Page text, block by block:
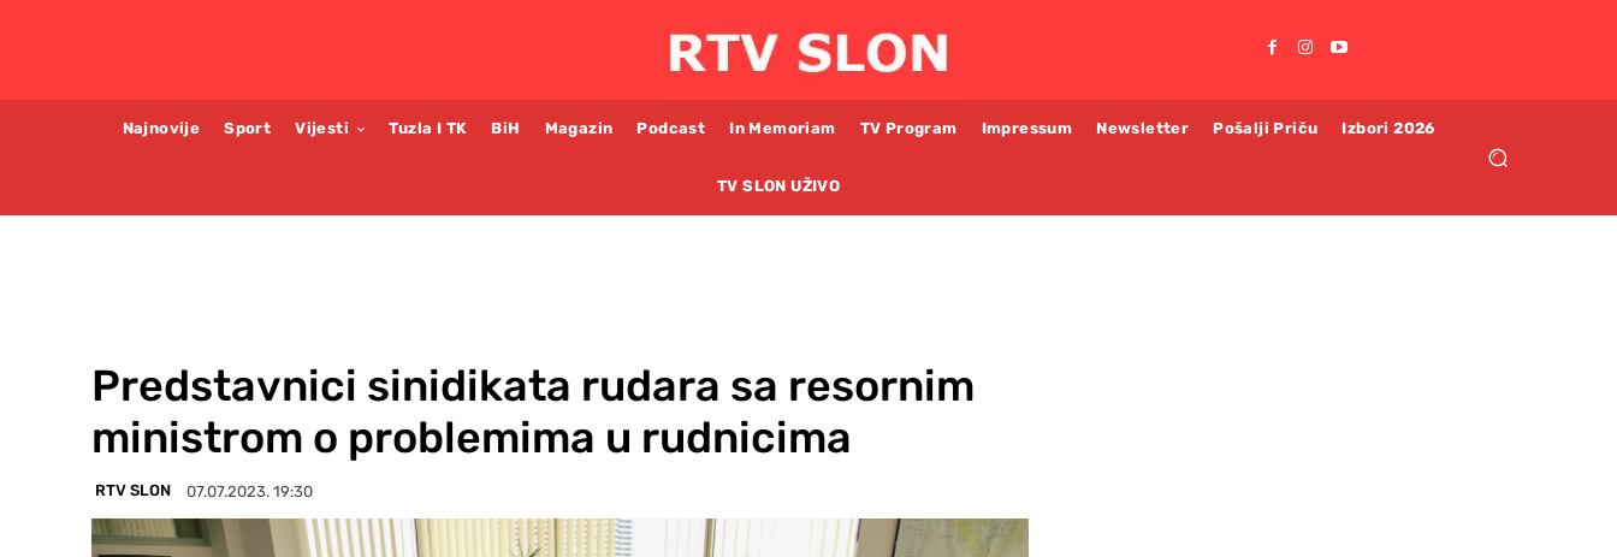
Najnovije Sport Vijesti Tuzla I TK BiH Magazin Podcast In Memoriam TV Program Impressum Newsletter Pošalji Priču Izbori 2026
TV SLON UŽIVO
Predstavnici sinidikata rudara sa resornim
ministrom o problemima u rudnicima
RTV SLON 07.07.2023. 19:30